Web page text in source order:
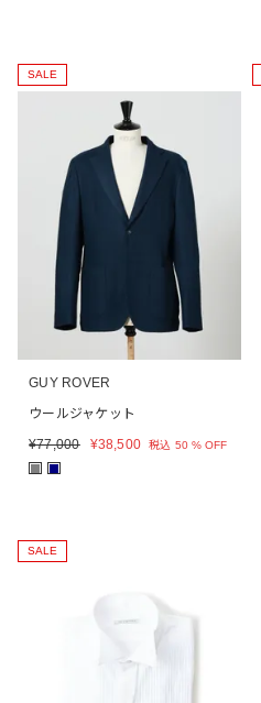
SALE
GUY ROVER
ウールジャケット
¥77,000 ¥38,500 税込 50 % OFF
■ ■
SALE